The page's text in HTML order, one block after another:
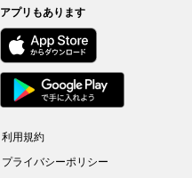
アプリもあります
利用規約
プライバシーポリシー